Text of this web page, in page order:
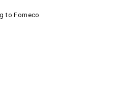
to Fomeco